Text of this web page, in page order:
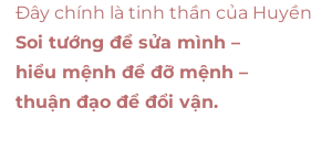
Đây chính là tinh thần của
Soi tướng để sửa mình –
hiểu mệnh để đỡ mệnh –
thuận đạo để đổi vận.